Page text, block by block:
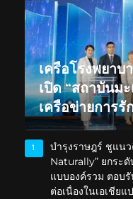
เครือโรงพยาบ
เปิด “สถาบันม
เครือข่ายการรั
1
บำรุงราษฎร์ ชูแน
Naturally” ยกระ
แบบองค์รวม ตอบ
ต่อเนื่องในเอเชีย